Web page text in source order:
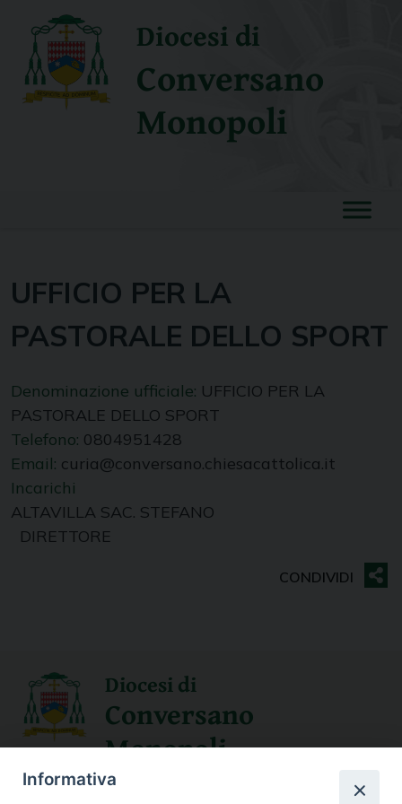
content
Diocesi di
Conversano
Monopoli
UFFICIO PER LA
PASTORALE DELLO SPORT
Denominazione ufficiale: UFFICIO PER LA
PASTORALE DELLO SPORT
Telefono: 0804951428
Email: curia@conversano.chiesacattolica.it
Incarichi
ALTAVILLA SAC. STEFANO
DIRETTORE
Diocesi di
Conversano
Monopoli
Informativa